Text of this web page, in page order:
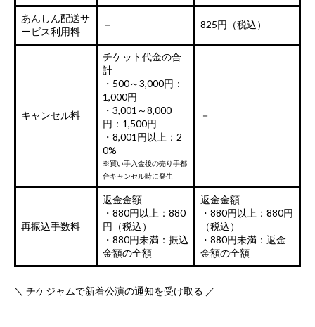
あんしん配送サ
ービス利用料
－ 825円（税込）
キャンセル料
チケット代金の合
計
・500～3,000円：
1,000円
・3,001～8,000
円：1,500円
・8,001円以上：2
0%
※買い手入金後の売り手都
合キャンセル時に発生
－
再振込手数料
返金金額
・880円以上：880
円（税込）
・880円未満：振込
金額の全額
返金金額
・880円以上：880円
（税込）
・880円未満：返金
金額の全額
＼ チケジャムで新着公演の通知を受け取る ／